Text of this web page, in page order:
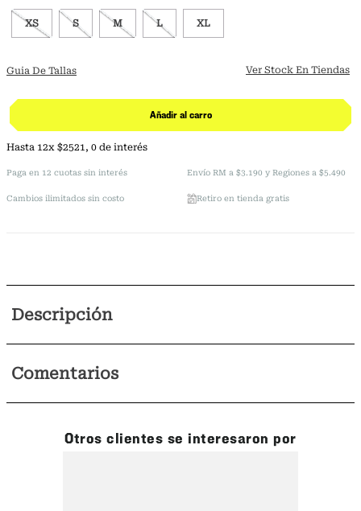
XS S M L XL
Guia De Tallas Ver Stock En Tiendas
Añadir al carro
Hasta 12x $2521, 0 de interés
Paga en 12 cuotas sin interés Envío RM a $3.190 y Regiones a $5.490
Cambios ilimitados sin costo Retiro en tienda gratis
Descripción
Comentarios
Otros clientes se interesaron por